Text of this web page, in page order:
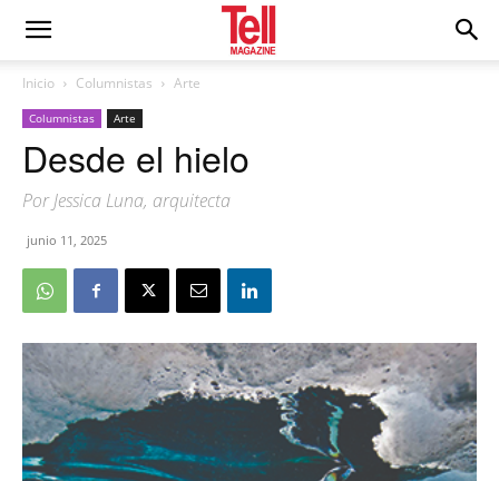
Inicio Columnistas Arte
Columnistas Arte
Desde el hielo
Por Jessica Luna, arquitecta
junio 11, 2025